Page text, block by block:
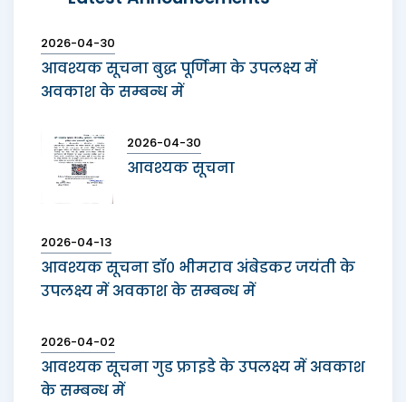
2026-04-30
आवश्यक सूचना बुद्ध पूर्णिमा के उपलक्ष्य में
अवकाश के सम्बन्ध में
2026-04-30
आवश्यक सूचना
2026-04-13
आवश्यक सूचना डॉ० भीमराव अंबेडकर जयंती के
उपलक्ष्य में अवकाश के सम्बन्ध में
2026-04-02
आवश्यक सूचना गुड फ्राइडे के उपलक्ष्य में अवकाश
के सम्बन्ध में